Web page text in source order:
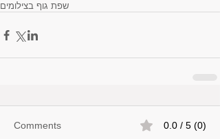
שפת גוף בצילומים
Comments 0.0 / 5 (0)